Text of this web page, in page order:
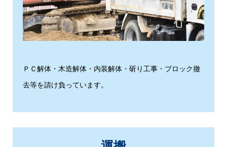
ＰＣ解体・木造解体・内装解体・斫り工事・ブロック撤
去等を請け負っています。